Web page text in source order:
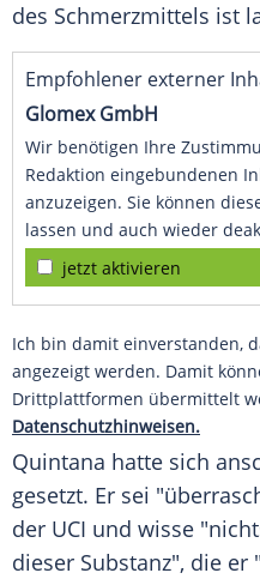
des Schmerzmittels ist
Empfohlener externer
Glomex GmbH
Wir benötigen Ihre
Redaktion eingebundenen
anzuzeigen. Sie können
lassen und auch wieder
jetzt aktivieren
Ich bin damit einverstanden,
angezeigt werden. Damit
Drittplattformen übermittelt
Datenschutzhinweisen.
Quintana hatte sich
gesetzt. Er sei
der UCI und wisse
dieser Substanz", die